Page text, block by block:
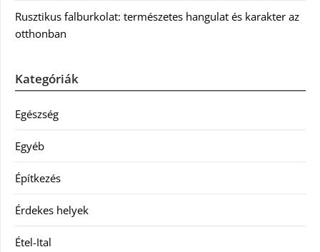
Rusztikus falburkolat: természetes hangulat és karakter az
otthonban
Kategóriák
Egészség
Egyéb
Építkezés
Érdekes helyek
Étel-Ital